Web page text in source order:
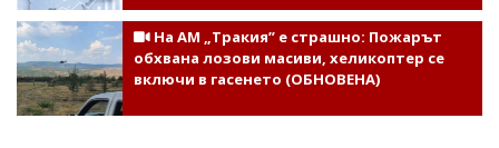
На АМ „Тракия” е страшно: Пожарът
обхвана лозови масиви, хеликоптер се
включи в гасенето (ОБНОВЕНА)